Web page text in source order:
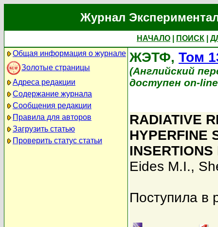
Журнал
НАЧАЛО ПОИСК
Общая информация о журнале
Золотые страницы
Адреса редакции
Содержание журнала
Сообщения редакции
Правила для авторов
Загрузить статью
Проверить статус статьи
ЖЭТФ, Том
(Английский
доступен on-
RADIATIVE
HYPERFINE
INSERTIONS
Eides M.I.,
Поступила в